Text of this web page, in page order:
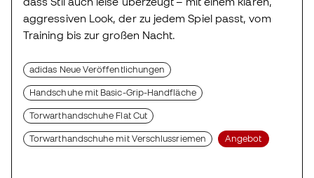
aggressiven Look, der zu jedem Spiel passt, vom
Training bis zur großen Nacht.
adidas Neue Veröffentlichungen
Handschuhe mit Basic-Grip-Handfläche
Torwarthandschuhe Flat Cut
Torwarthandschuhe mit Verschlussriemen Angebot